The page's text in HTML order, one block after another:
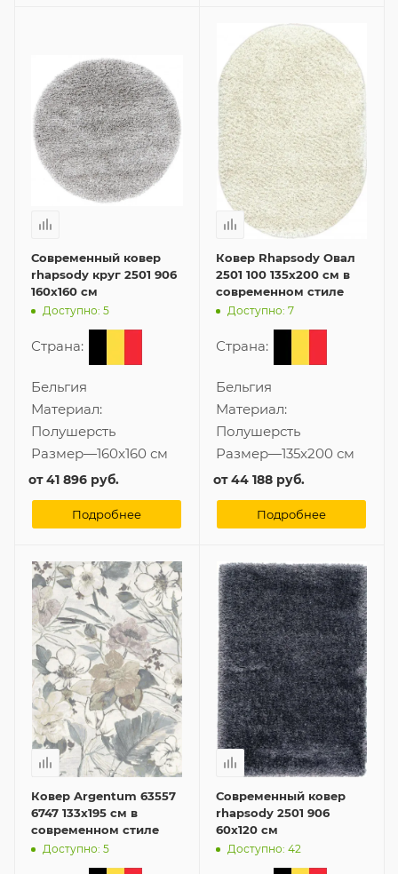
Современный ковер
rhapsody круг 2501 906
160x160 см
Доступно: 5
Страна:
Бельгия
Материал:
Полушерсть
Размер—160x160 см
от41 896 руб.
Подробнее
Ковер Rhapsody Овал
2501 100 135x200 см в
современном стиле
Доступно: 7
Страна:
Бельгия
Материал:
Полушерсть
Размер—135x200 см
от44 188 руб.
Подробнее
Ковер Argentum 63557
6747 133x195 см в
современном стиле
Доступно: 5
Современный ковер
rhapsody 2501 906
60x120 см
Доступно: 42